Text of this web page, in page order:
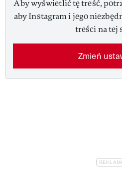
Aby wyświetlić tę treść,
aby Instagram i jego
treści na tej
Zmień